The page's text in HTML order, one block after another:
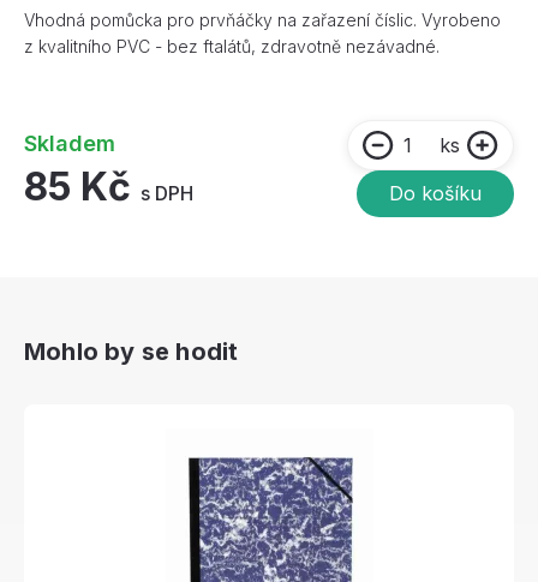
Vhodná pomůcka pro prvňáčky na zařazení číslic. Vyrobeno
z kvalitního PVC - bez ftalátů, zdravotně nezávadné.
Skladem
85 Kč s DPH
ks
Do košíku
Mohlo by se hodit